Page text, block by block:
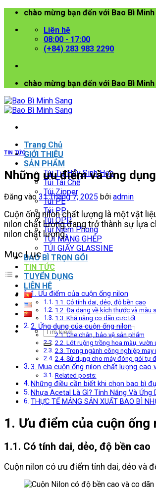
chào mừng bạn đến với Bao Bì Minh
Liên hệ
08:00 - 17:00
(+84) 283 983 2290
chào mừng bạn đến với Bao Bì Minh
Trang Chủ
GIỚI THIỆU
SẢN PHẨM
Túi Tự Hủy Sinh Học
Túi Tái Chế
Túi Zipper
Túi PE
Túi PP
Túi OPP
Túi Niêm Phong
TÚI MÀNG GHÉP
TÚI GIẤY GLASSINE
BAO BÌ TRỌN GÓI
TIN TỨC
TUYỂN DỤNG
LIÊN HỆ
Tìm
kiếm:
TIN TỨC
Những ưu điểm và ứng
Đăng vào31 Tháng 7, 2025 bởi admin
Cuộn ống nilon chất lượng là một vật
nilon chất lượng đang trở thành sự lựa
nilon chất lượng.
Mục Lục
1. Ưu điểm của cuộn ống nilon
1.1. Có tính dai, dẻo, độ bền cao
1.2. Đa dạng về kích thước và màu
1.3. Khả năng co dãn cực tốt
2. Ứng dụng của cuộn ống nilon
2.1. Che chắn, bảo vệ sản phẩm
2.2. Lót ruộng trồng hoa màu, vườn
2.3. Trong ngành công nghiệp may
2.4. Sử dụng cho máy đóng gói tự
3. Mua cuộn ống nilon chất lượng cao
Related posts:
Những điều cần biết khi chọn bao bì
Nhựa Acetal Là Gì? Tính Năng Và Ứng
THỰC TẾ MẢNG SẢN XUẤT BAO BÌ
1. Ưu điểm của cuộn ống
1.1. Có tính dai, dẻo, độ bền cao
Cuộn nilon có ưu điểm tính dai, dẻo và